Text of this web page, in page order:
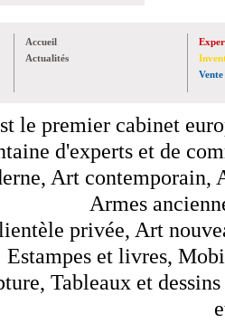
Accueil
Actualités
Vente
le premier cabinet
d'experts et de
Art contemporain,
Armes
privée, Art
Estampes et livres,
Tableaux et